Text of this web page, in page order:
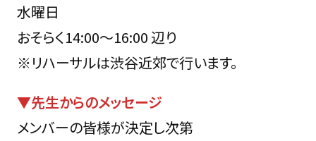
水曜日
おそらく14:00〜16:00 辺り
※リハーサルは渋谷近郊で行います。
▼先生からのメッセージ
メンバーの皆様が決定し次第